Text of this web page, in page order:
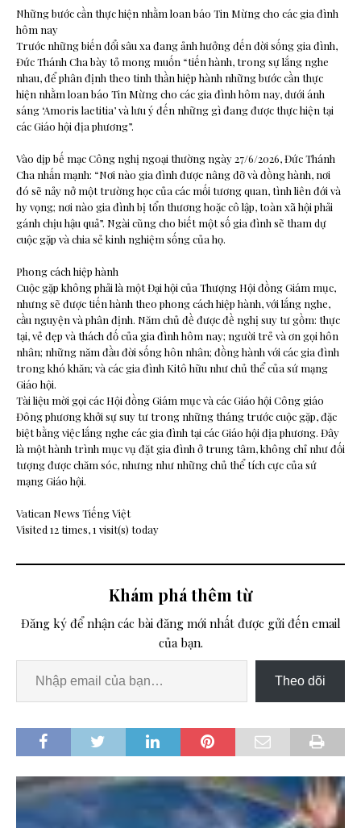
Những bước cần thực hiện nhằm loan báo Tin Mừng cho các gia đình
hôm nay
Trước những biến đổi sâu xa đang ảnh hưởng đến đời sống gia đình,
Đức Thánh Cha bày tỏ mong muốn “tiến hành, trong sự lắng nghe
nhau, để phân định theo tinh thần hiệp hành những bước cần thực
hiện nhằm loan báo Tin Mừng cho các gia đình hôm nay, dưới ánh
sáng ‘Amoris laetitia’ và lưu ý đến những gì đang được thực hiện tại
các Giáo hội địa phương”.
Vào dịp bế mạc Công nghị ngoại thường ngày 27/6/2026, Đức Thánh
Cha nhấn mạnh: “Nơi nào gia đình được nâng đỡ và đồng hành, nơi
đó sẽ nảy nở một trường học của các mối tương quan, tình liên đới và
hy vọng; nơi nào gia đình bị tổn thương hoặc cô lập, toàn xã hội phải
gánh chịu hậu quả”. Ngài cũng cho biết một số gia đình sẽ tham dự
cuộc gặp và chia sẻ kinh nghiệm sống của họ.
Phong cách hiệp hành
Cuộc gặp không phải là một Đại hội của Thượng Hội đồng Giám mục,
nhưng sẽ được tiến hành theo phong cách hiệp hành, với lắng nghe,
cầu nguyện và phân định. Năm chủ đề được đề nghị suy tư gồm: thực
tại, vẻ đẹp và thách đố của gia đình hôm nay; người trẻ và ơn gọi hôn
nhân; những năm đầu đời sống hôn nhân; đồng hành với các gia đình
trong khó khăn; và các gia đình Kitô hữu như chủ thể của sứ mạng
Giáo hội.
Tài liệu mời gọi các Hội đồng Giám mục và các Giáo hội Công giáo
Đông phương khởi sự suy tư trong những tháng trước cuộc gặp, đặc
biệt bằng việc lắng nghe các gia đình tại các Giáo hội địa phương. Đây
là một hành trình mục vụ đặt gia đình ở trung tâm, không chỉ như đối
tượng được chăm sóc, nhưng như những chủ thể tích cực của sứ
mạng Giáo hội.
Vatican News Tiếng Việt
Visited 12 times, 1 visit(s) today
Khám phá thêm từ
Đăng ký để nhận các bài đăng mới nhất được gửi đến email
của bạn.
Theo dõi